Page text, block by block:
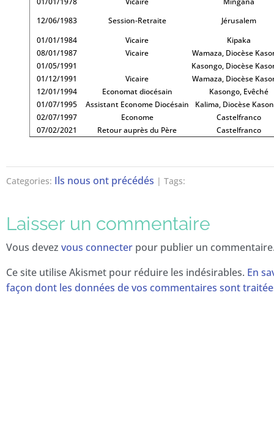
12/06/1983
Session-Retraite
Jérusalem
01/01/1984
Vicaire
Kipaka
08/01/1987
Vicaire
Wamaza, Diocèse
01/05/1991
Kasongo, Diocèse
01/12/1991
Vicaire
Wamaza, Diocèse
12/01/1994
Economat diocésain
Kasongo, Evêché
01/07/1995
Assistant Econome Diocésain
Kalima, Diocèse
02/07/1997
Econome
Castelfranco
07/02/2021
Retour auprès du Père Castelfranco
Categories: Ils nous ont précédés | Tags:
Laisser un commentaire
Vous devez vous connecter pour publier un
Ce site utilise Akismet pour réduire les indésirables. En
façon dont les données de vos commentaires sont